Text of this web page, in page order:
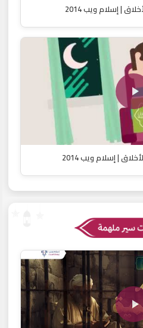
| إسلام ويب 2014
| إسلام ويب 2014